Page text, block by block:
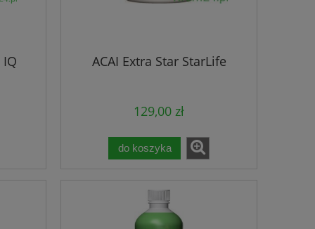
ACAI Extra Star StarLife
129,00 zł
do koszyka